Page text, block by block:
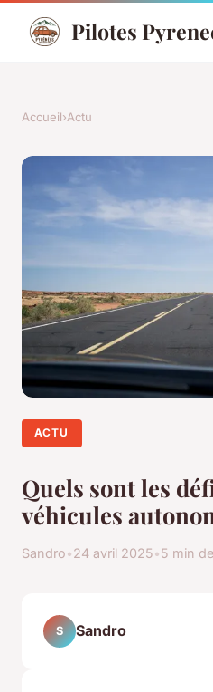
Pilotes
Accueil›Actu
ACTU
Quels sont les
véhicules
Sandro•24 avril 2025•5 min
S Sandro